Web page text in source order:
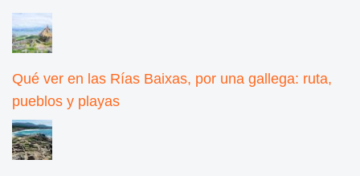
Qué ver en las Rías Baixas, por una gallega: ruta,
pueblos y playas